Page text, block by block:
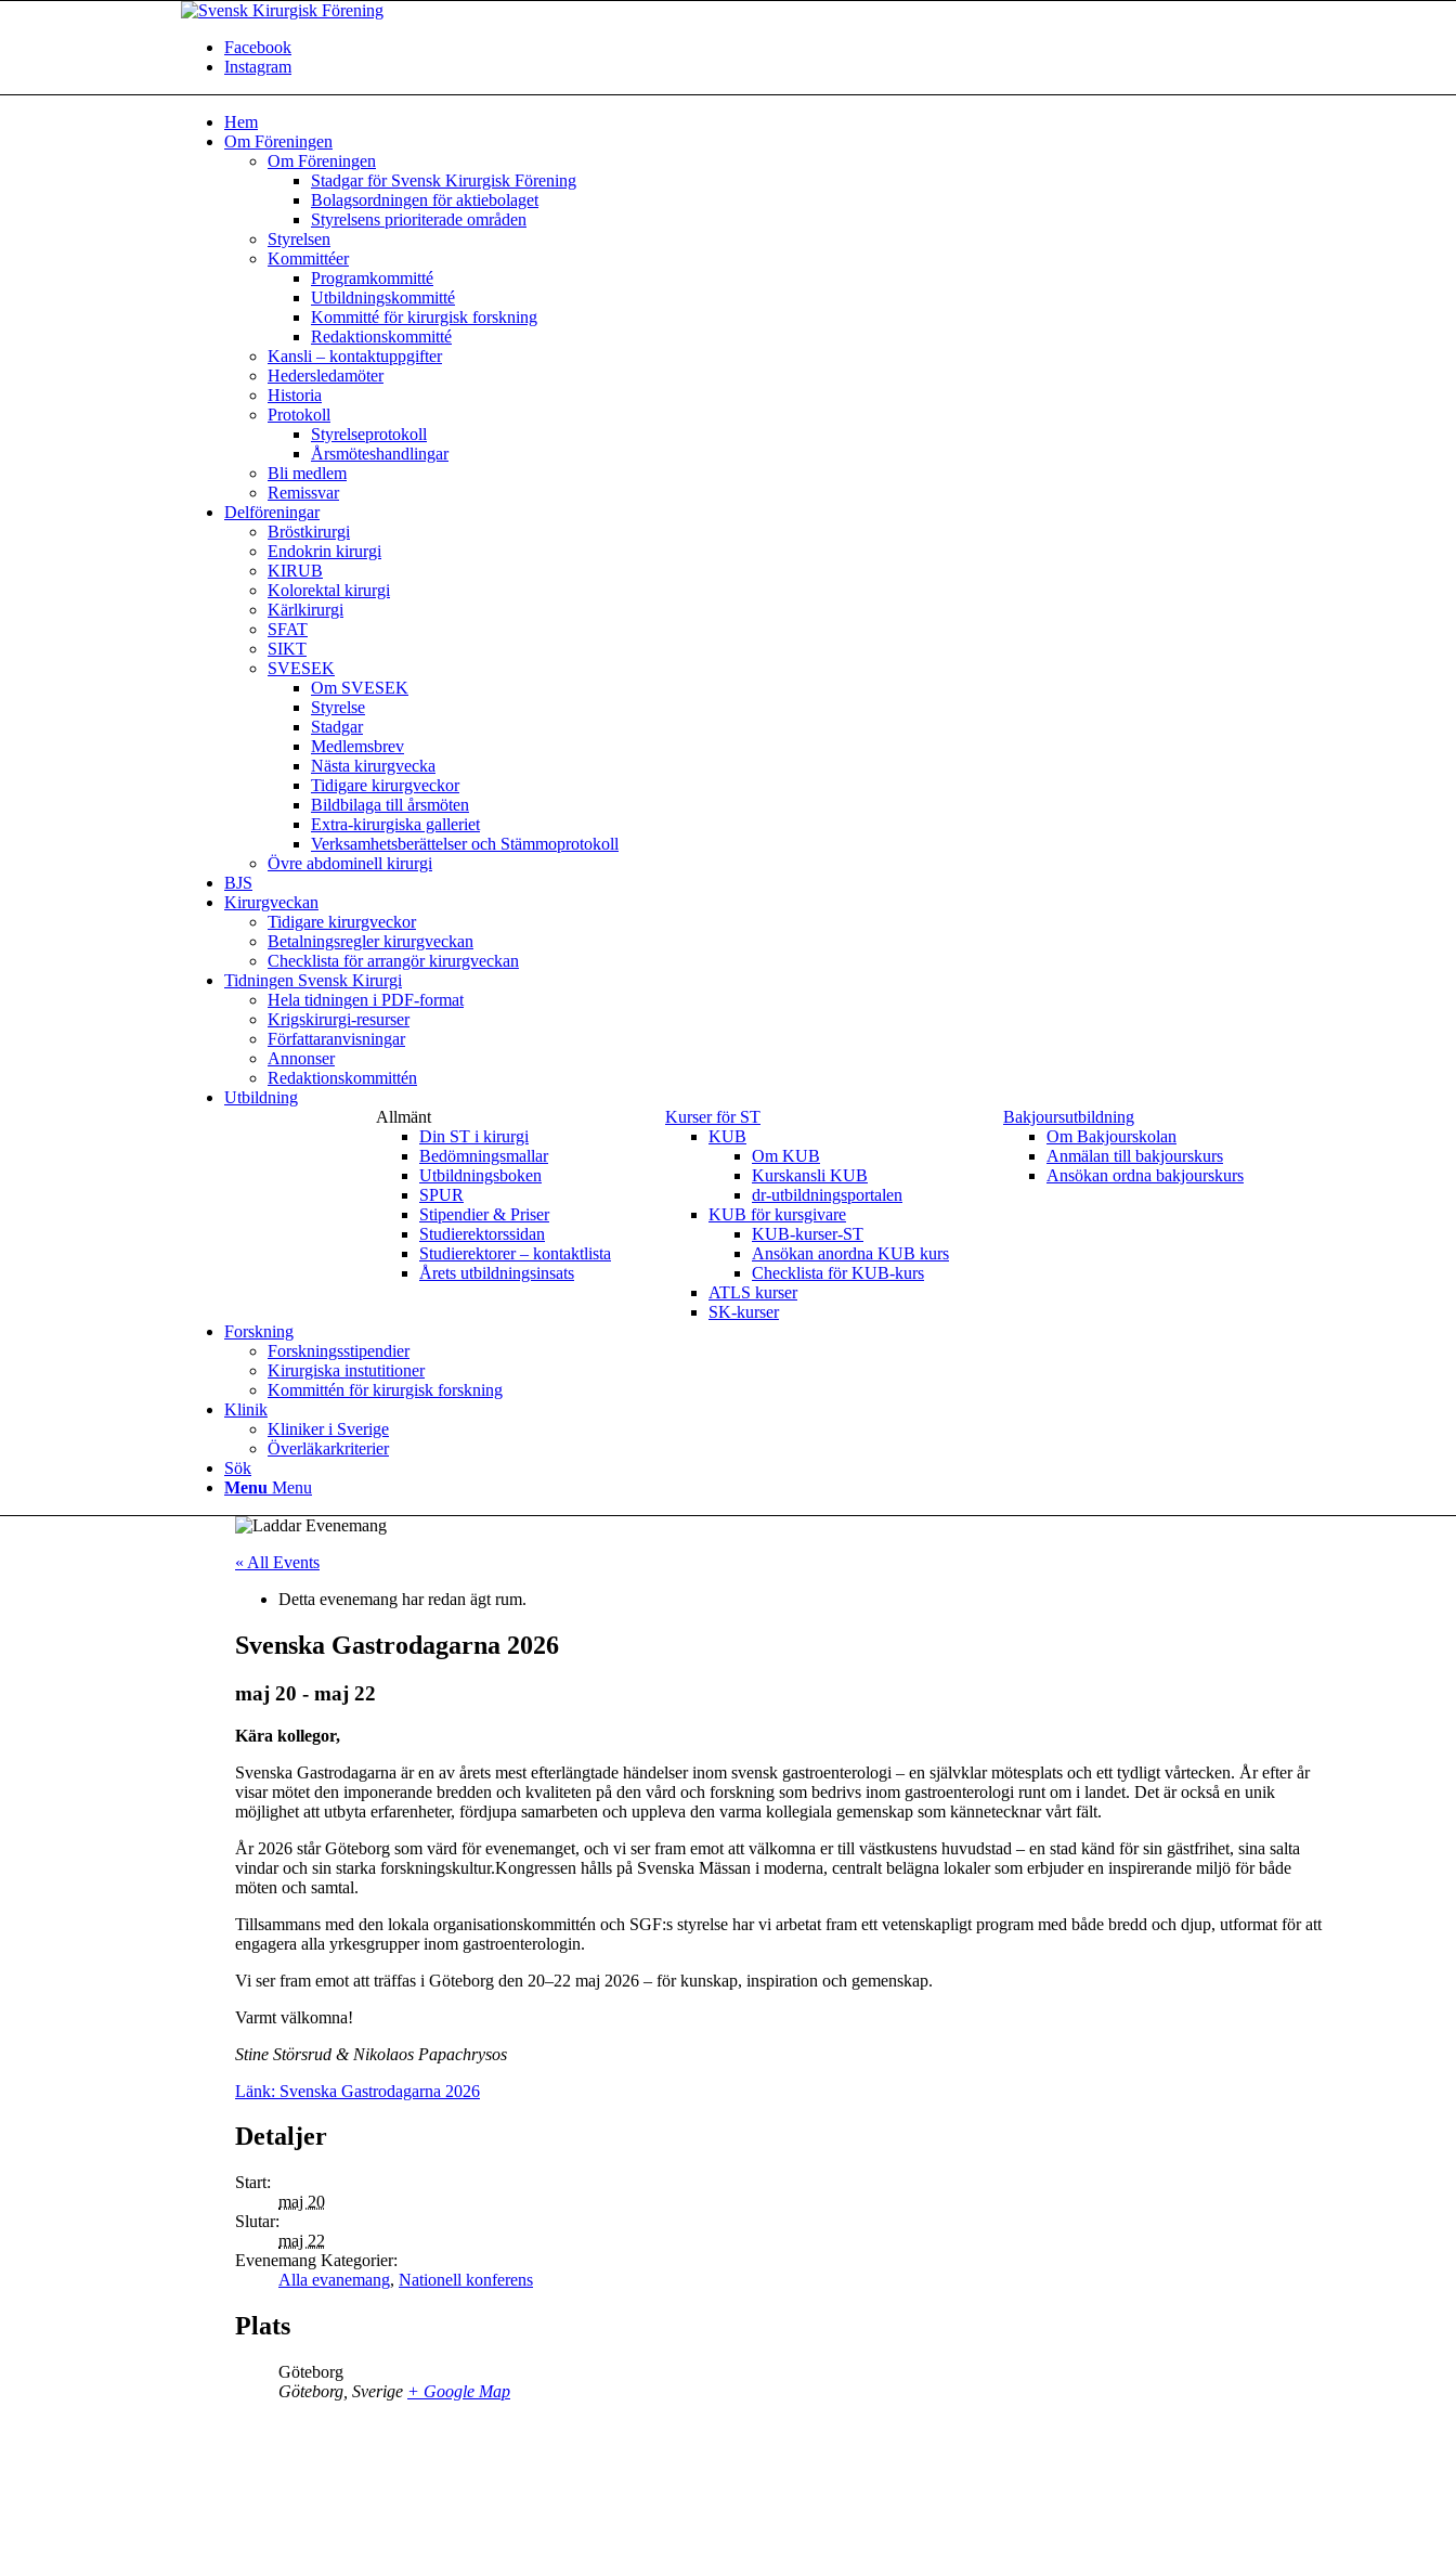
Facebook
Instagram
Hem
Om Föreningen
Om Föreningen
Stadgar för Svensk Kirurgisk Förening
Bolagsordningen för aktiebolaget
Styrelsens prioriterade områden
Styrelsen
Kommittéer
Programkommitté
Utbildningskommitté
Kommitté för kirurgisk forskning
Redaktionskommitté
Kansli – kontaktuppgifter
Hedersledamöter
Historia
Protokoll
Styrelseprotokoll
Årsmöteshandlingar
Bli medlem
Remissvar
Delföreningar
Bröstkirurgi
Endokrin kirurgi
KIRUB
Kolorektal kirurgi
Kärlkirurgi
SFAT
SIKT
SVESEK
Om SVESEK
Styrelse
Stadgar
Medlemsbrev
Nästa kirurgvecka
Tidigare kirurgveckor
Bildbilaga till årsmöten
Extra-kirurgiska galleriet
Verksamhetsberättelser och Stämmoprotokoll
Övre abdominell kirurgi
BJS
Kirurgveckan
Tidigare kirurgveckor
Betalningsregler kirurgveckan
Checklista för arrangör kirurgveckan
Tidningen Svensk Kirurgi
Hela tidningen i PDF-format
Krigskirurgi-resurser
Författaranvisningar
Annonser
Redaktionskommittén
Utbildning
Allmänt
Din ST i kirurgi
Bedömningsmallar
Utbildningsboken
SPUR
Stipendier & Priser
Studierektorssidan
Studierektorer – kontaktlista
Årets utbildningsinsats
Kurser för ST
KUB
Om KUB
Kurskansli KUB
dr-utbildningsportalen
KUB för kursgivare
KUB-kurser-ST
Ansökan anordna KUB kurs
Checklista för KUB-kurs
ATLS kurser
SK-kurser
Bakjoursutbildning
Om Bakjourskolan
Anmälan till bakjourskurs
Ansökan ordna bakjourskurs
Forskning
Forskningsstipendier
Kirurgiska instutitioner
Kommittén för kirurgisk forskning
Klinik
Kliniker i Sverige
Överläkarkriterier
Sök
Menu Menu
« All Events
Detta evenemang har redan ägt rum.
Svenska Gastrodagarna 2026
maj 20 - maj 22
Kära kollegor,
Svenska Gastrodagarna är en av årets mest efterlängtade händelser inom svensk gastroenterologi – en självklar mötesplats och ett tydligt vårtecken. År efter år
visar mötet den imponerande bredden och kvaliteten på den vård och forskning som bedrivs inom gastroenterologi runt om i landet. Det är också en unik
möjlighet att utbyta erfarenheter, fördjupa samarbeten och uppleva den varma kollegiala gemenskap som kännetecknar vårt fält.
År 2026 står Göteborg som värd för evenemanget, och vi ser fram emot att välkomna er till västkustens huvudstad – en stad känd för sin gästfrihet, sina salta
vindar och sin starka forskningskultur.Kongressen hålls på Svenska Mässan i moderna, centralt belägna lokaler som erbjuder en inspirerande miljö för både
möten och samtal.
Tillsammans med den lokala organisationskommittén och SGF:s styrelse har vi arbetat fram ett vetenskapligt program med både bredd och djup, utformat för att
engagera alla yrkesgrupper inom gastroenterologin.
Vi ser fram emot att träffas i Göteborg den 20–22 maj 2026 – för kunskap, inspiration och gemenskap.
Varmt välkomna!
Stine Störsrud & Nikolaos Papachrysos
Länk: Svenska Gastrodagarna 2026
Detaljer
Start:
maj 20
Slutar:
maj 22
Evenemang Kategorier:
Alla evanemang, Nationell konferens
Plats
Göteborg
Göteborg Sverige + Google Map